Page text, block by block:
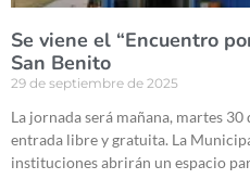
Se viene el “Encuentro
San Benito
29 de septiembre de 2025
La jornada será mañana, martes
entrada libre y gratuita. La
instituciones abrirán un espacio